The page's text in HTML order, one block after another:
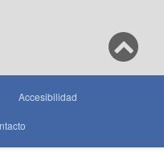
Accesibilidad